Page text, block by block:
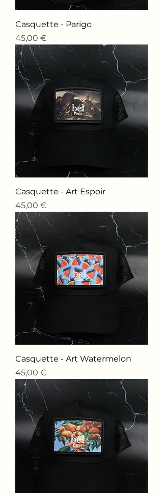
Casquette - Parigo
Price
45,00 €
Casquette - Art Espoir
Price
45,00 €
Casquette - Art Watermelon
Price
45,00 €